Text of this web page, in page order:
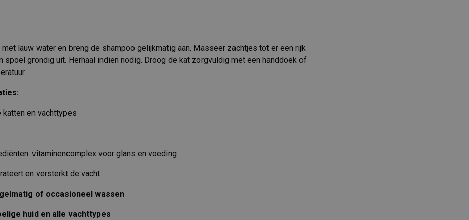
met lauw water en breng de shampoo gelijkmatig aan. Masseer zachtjes tot er een rijk
spoel grondig uit. Herhaal indien nodig. Droog de kat zorgvuldig met een handdoek of
katten en vachttypes
vitaminencomplex voor glans en voeding
en versterkt de vacht
of occasioneel wassen
huid en alle vachttypes